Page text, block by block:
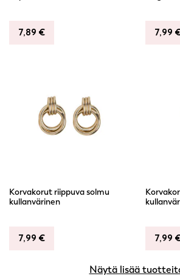
7,89 € 7,99
Korvakorut riippuva solmu
kullanvärinen
7,99 € 7,99
Näytä lisää